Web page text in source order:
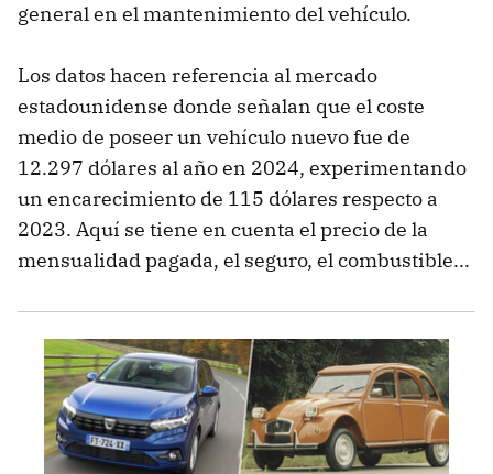
general en el mantenimiento del vehículo.
Los datos hacen referencia al mercado
estadounidense donde señalan que el coste
medio de poseer un vehículo nuevo fue de
12.297 dólares al año en 2024, experimentando
un encarecimiento de 115 dólares respecto a
2023. Aquí se tiene en cuenta el precio de la
mensualidad pagada, el seguro, el combustible...